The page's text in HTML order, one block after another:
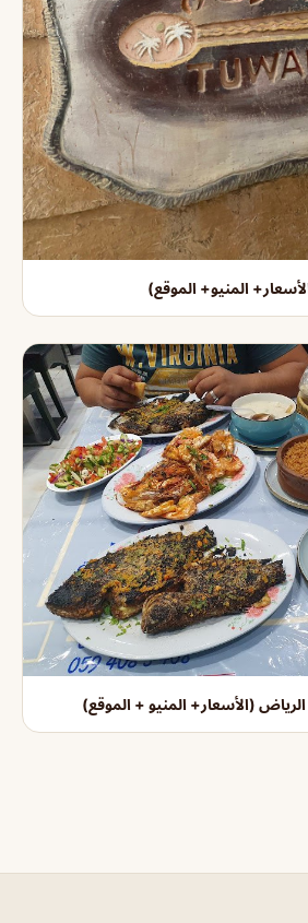
المنيو+ الموقع)
(الأسعار+ المنيو + الموقع)